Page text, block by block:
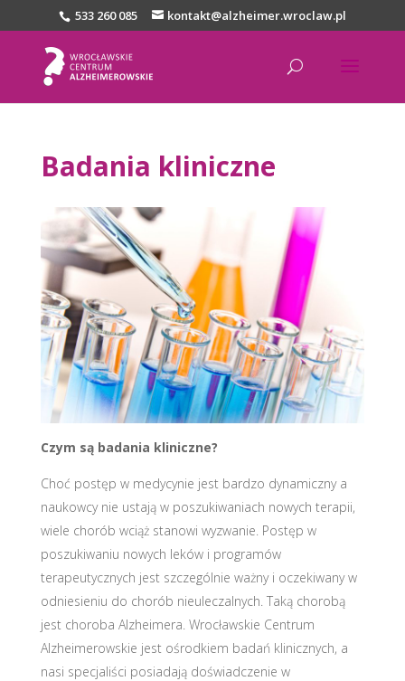
533 260 085 kontakt@alzheimer.wroclaw.pl
Badania kliniczne
Czym są badania kliniczne?
Choć postęp w medycynie jest bardzo dynamiczny a
naukowcy nie ustają w poszukiwaniach nowych terapii,
wiele chorób wciąż stanowi wyzwanie. Postęp w
poszukiwaniu nowych leków i programów
terapeutycznych jest szczególnie ważny i oczekiwany w
odniesieniu do chorób nieuleczalnych. Taką chorobą
jest choroba Alzheimera. Wrocławskie Centrum
Alzheimerowskie jest ośrodkiem badań klinicznych, a
nasi specjaliści posiadają doświadczenie w